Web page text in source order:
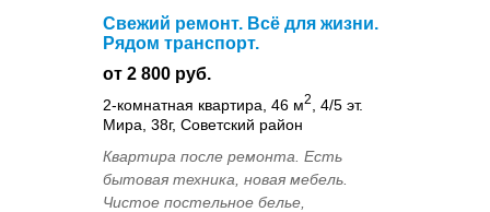
Свежий ремонт. Всё для жизни.
Рядом транспорт.
от 2 800 руб.
2-комнатная квартира, 46 м2
, 4/5 эт.
Мира, 38г, Советский район
Квартира после ремонта. Есть
бытовая техника, новая мебель.
Чистое постельное белье,